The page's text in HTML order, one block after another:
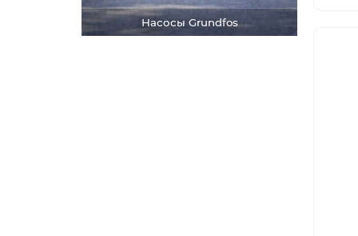
Насосы Grundfos